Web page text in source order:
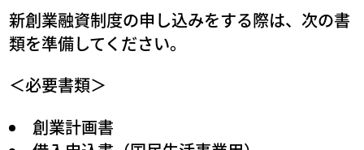
新創業融資制度の申し込みをする際は、次の書
類を準備してください。
＜必要書類＞
創業計画書